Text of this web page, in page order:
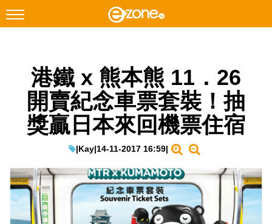
Facebook Instagram
科技焦點
網絡生活
教學評測
EduTech
IT Times
港鐵 x 熊本熊 11．26
開賣紀念車票套裝！抽
獎贏日本來回機票住宿
|Kay|14-11-2017 16:59|